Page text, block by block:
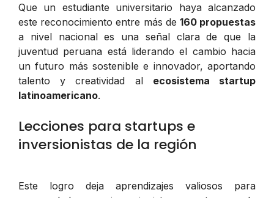
Que un estudiante universitario haya alcanzado
este reconocimiento entre más de 160 propuestas
a nivel nacional es una señal clara de que la
juventud peruana está liderando el cambio hacia
un futuro más sostenible e innovador, aportando
talento y creatividad al ecosistema startup
latinoamericano.
Lecciones para startups e
inversionistas de la región
Este logro deja aprendizajes valiosos para